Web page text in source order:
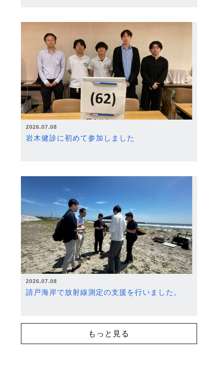
2026.07.08
岩木健診に初めて参加しました
2026.07.08
請戸海岸で放射線測定の支援を行いました。
もっと見る